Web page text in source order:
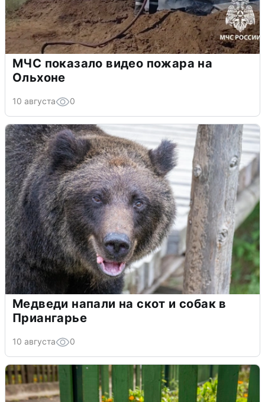
МЧС показало видео пожара на
Ольхоне
10 августа 0
Медведи напали на скот и собак в
Приангарье
10 августа 0